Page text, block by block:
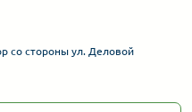
со стороны ул. Деловой